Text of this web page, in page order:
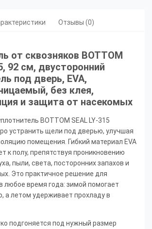
Отзывы (0)
от сквозняков BOTTOM
92 см, двусторонний
под дверь, EVA,
без клея,
и защита от насекомых
BOTTOM SEAL LY-315
устранить щели под дверью, улучшая
помещения. Гибкий материал EVA
к полу, препятствуя проникновению
пыли, света, посторонних запахов и
Это практичное решение для
любое время года: зимой помогает
а летом удерживает прохладу в
подгоняется под нужный размер